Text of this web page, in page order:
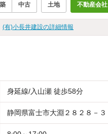
中古 土地 不動産会社
(有)小長井建設の詳細情報
身延線/入山瀬 徒歩58分
静岡県富士市大淵２８２８－３